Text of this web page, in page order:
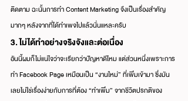
ติดตาม ฉะนั้นการทำ Content Marketing จึงเป็นเรื่องสำคัญ
มากๆ หลังจากที่ได้ทำเพจไปแล้วนั่นแหละครับ
3. ไม่ได้ทำอย่างจริงจังและต่อเนื่อง
อันนี้ผมก็ไม่แน่ใจว่าจะเรียกว่าปัญหาดีไหม แต่ส่วนหนึ่งเพราะการ
ทำ Facebook Page เหมือนเป็น “งานใหม่” ที่เพิ่มเข้ามา ซึ่งมัน
เลยไม่ใช่เรื่องง่ายกับการที่ต้อง “ทำเพิ่ม” จากชีวิตปรกติของ